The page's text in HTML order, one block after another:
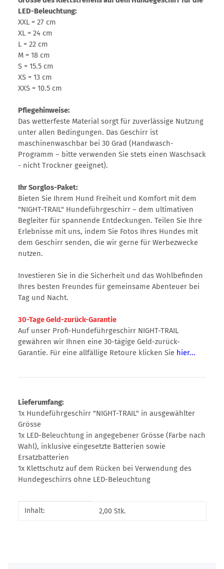
LED-Beleuchtung:
XXL = 27 cm
XL = 24 cm
L = 22 cm
M = 18 cm
S = 15.5 cm
XS = 13 cm
XXS = 10.5 cm
Pflegehinweise:
Das wetterfeste Material sorgt für zuverlässige Nutzung
unter allen Bedingungen. Das Geschirr ist
maschinenwaschbar bei 30 Grad (Handwasch-
Programm – bitte verwenden Sie stets einen Waschsack
- nicht Trockner geeignet).
Ihr Sorglos-Paket:
Bieten Sie Ihrem Hund Freiheit und Komfort mit dem
"NIGHT-TRAIL" Hundeführgeschirr – dem ultimativen
Begleiter für spannende Entdeckungen. Teilen Sie Ihre
Erlebnisse mit uns, indem Sie Fotos Ihres Hundes mit
dem Geschirr senden, die wir gerne für Werbezwecke
nutzen.
Investieren Sie in die Sicherheit und das Wohlbefinden
Ihres besten Freundes für gemeinsame Abenteuer bei
Tag und Nacht.
30-Tage Geld-zurück-Garantie
Auf unser Profi-Hundeführgeschirr NIGHT-TRAIL
gewähren wir Ihnen eine 30-tägige Geld-zurück-
Garantie. Für eine allfällige Retoure klicken Sie hier...
Lieferumfang:
1x Hundeführgeschirr "NIGHT-TRAIL" in ausgewählter
Grösse
1x LED-Beleuchtung in angegebener Grösse (Farbe nach
Wahl), inklusive eingesetzte Batterien sowie
Ersatzbatterien
1x Klettschutz auf dem Rücken bei Verwendung des
Hundegeschirrs ohne LED-Beleuchtung
Produkteigenschaft
Wert
Inhalt: 2,00 Stk.